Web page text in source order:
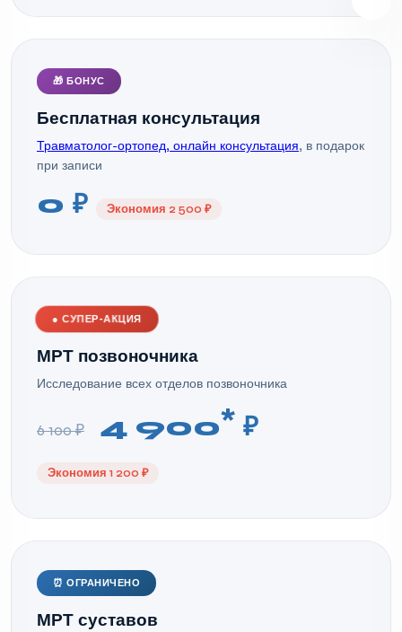
🎁 БОНУС
Бесплатная консультация
Травматолог-ортопед, онлайн консультация, в подарок
при записи
0 ₽ Экономия 2 500 ₽
● СУПЕР-АКЦИЯ
МРТ позвоночника
Исследование всех отделов позвоночника
6 100 ₽ 4 900* ₽
Экономия 1 200 ₽
⏰ ОГРАНИЧЕНО
МРТ суставов